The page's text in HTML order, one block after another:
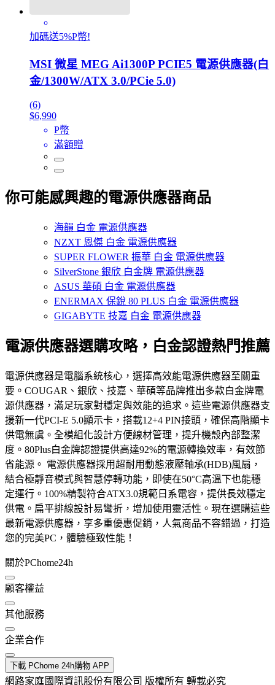
加碼送5%P幣!
MSI 微星 MEG Ai1300P PCIE5 電源供應器(白
金/1300W/ATX 3.0/PCie 5.0)
(6)
$6,990
P幣
滿額贈
你可能感興趣的電源供應器商品
海韻 白金 電源供應器
NZXT 恩傑 白金 電源供應器
SUPER FLOWER 振華 白金 電源供應器
SilverStone 銀欣 白金牌 電源供應器
ASUS 華碩 白金 電源供應器
ENERMAX 保銳 80 PLUS 白金 電源供應器
GIGABYTE 技嘉 白金 電源供應器
電源供應器選購攻略，白金認證熱門推薦
電源供應器是電腦系統核心，選擇高效能電源供應器至關重
要。COUGAR、銀欣、技嘉、華碩等品牌推出多款白金牌電
源供應器，滿足玩家對穩定與效能的追求。這些電源供應器支
援新一代PCI-E 5.0顯示卡，搭載12+4 PIN接頭，確保高階顯卡
供電無虞。全模組化設計方便線材管理，提升機殼內部整潔
度。80Plus白金牌認證提供高達92%的電源轉換效率，有效節
省能源。 電源供應器採用超耐用動態液壓軸承(HDB)風扇，
結合極靜音模式與智慧停轉功能，即使在50°C高溫下也能穩
定運行。100%精製符合ATX3.0規範日系電容，提供長效穩定
供電。扁平排線設計易彎折，增加使用靈活性。現在選購這些
最新電源供應器，享多重優惠促銷，人氣商品不容錯過，打造
您的完美PC，體驗極致性能！
關於PChome24h
顧客權益
其他服務
企業合作
下載 PChome 24h購物 APP
網路家庭國際資訊股份有限公司 版權所有 轉載必究